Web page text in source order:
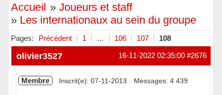
Accueil »Joueurs et staff
» Les internationaux au sein du groupe
Pages: Précédent 1 … 106 107 108
#2676
16-11-2022 02:35:00
olivier3527
Membre Inscrit(e): 07-11-2013 Messages: 4 439